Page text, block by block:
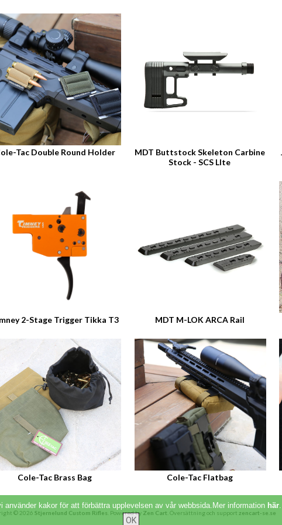
Tac Double Round Holder
MDT Buttstock Skeleton Carbine
Stock - SCS LIte
2-Stage Trigger Tikka T3 MDT M-LOK ARCA Rail
Cole-Tac Brass Bag Cole-Tac Flatbag
© 2026 Stjernelund Custom Rifles . Powered by Zen Cart . Översättning och support zencart-se.se
använder kakor för att förbättra upplevelsen av vår webbsida.Mer information här.